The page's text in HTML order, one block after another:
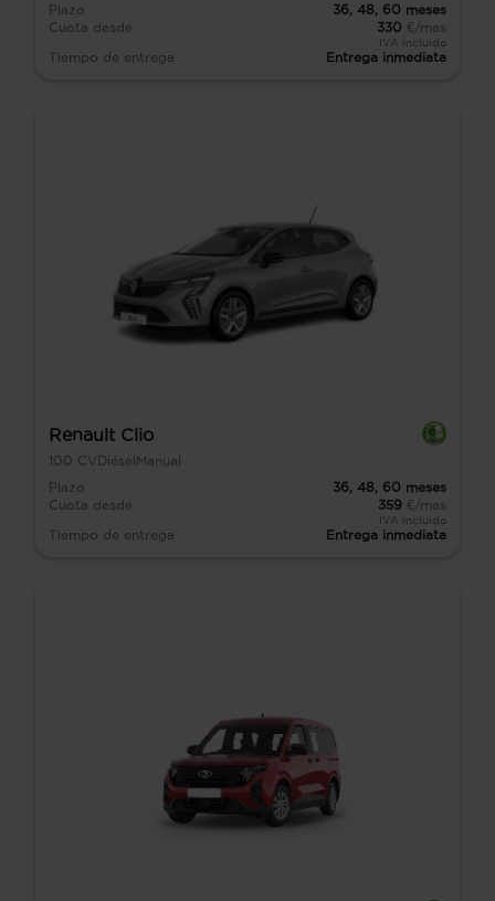
Plazo
36, 48, 60 meses
Cuota desde
330 €/mes
IVA incluido
Tiempo de entrega Entrega inmediata
Renault Clio
100 CV Diésel Manual
Plazo
36, 48, 60 meses
Cuota desde
359 €/mes
IVA incluido
Tiempo de entrega Entrega inmediata